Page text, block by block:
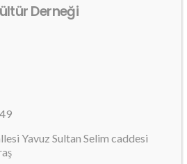
Derneği
Yavuz Sultan Selim caddesi